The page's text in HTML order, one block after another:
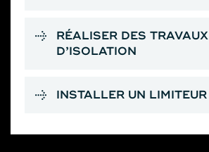
RÉALISER DES TRAVAUX
D’ISOLATION
INSTALLER UN LIMITEUR